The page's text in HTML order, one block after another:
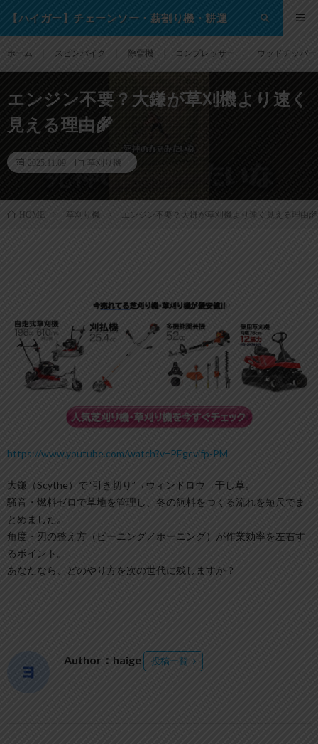
【ハイガー】チェーンソー・薪割り機・耕運
ホーム スピンバイク 除雪機 コンプレッサー ウッドチッパー
エンジン不要？大鎌が草刈機より速く
見える理由🌾
2025.11.09 草刈り機
HOME 草刈り機 エンジン不要？大鎌が草刈機より速く見える理由🌾
https://www.youtube.com/watch?v=PEgcvifp-PM
大鎌（Scythe）で“引き切り”→ウィンドロウ→干し草。
騒音・燃料ゼロで草地を管理し、冬の飼料をつくる流れを短尺でま
とめました。
角度・刃の整え方（ピーニング／ホーニング）が作業効率を左右す
るポイント。
あなたなら、どのやり方を次の世代に残しますか？
Author：haige 投稿一覧